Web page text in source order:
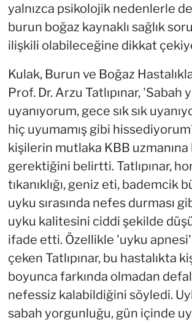
yalnızca psikolojik nedenlerle
burun boğaz kaynaklı sağlık
ilişkili olabileceğine dikkat
Kulak, Burun ve Boğaz
Prof. Dr. Arzu Tatlıpınar, 'Sabah
uyanıyorum, gece sık sık
hiç uyumamış gibi
kişilerin mutlaka KBB uzmanına
gerektiğini belirtti. Tatlıpınar,
tıkanıklığı, geniz eti, bademcik
uyku sırasında nefes durması
uyku kalitesini ciddi şekilde
ifade etti. Özellikle 'uyku
çeken Tatlıpınar, bu hastalıkta
boyunca farkında olmadan
nefessiz kalabildiğini söyledi.
sabah yorgunluğu, gün içinde